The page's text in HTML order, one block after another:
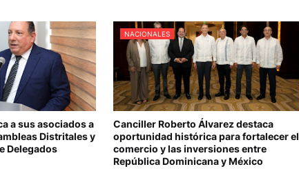
a sus asociados a
Distritales y
Delegados
NACIONALES
Canciller Roberto Álvarez destaca
oportunidad histórica para fortalecer el
comercio y las inversiones entre
República Dominicana y México